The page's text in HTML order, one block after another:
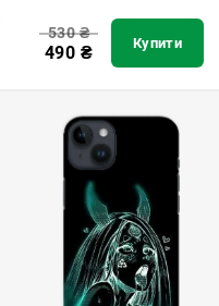
530₴
490 ₴ Купити